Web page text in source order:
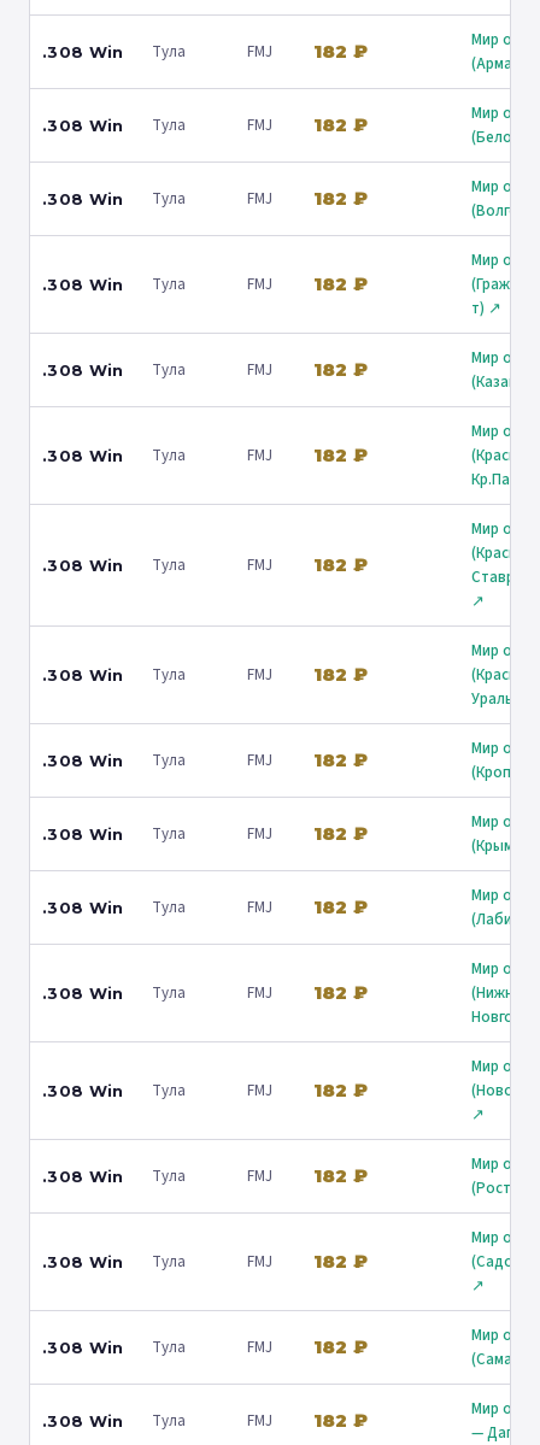
.308 Win Тула FMJ 182 ₽
Мир
.308 Win Тула FMJ 182 ₽
Мир
.308 Win Тула FMJ 182 ₽
Мир
.308 Win Тула FMJ 182 ₽
Мир
т) ↗
.308 Win Тула FMJ 182 ₽
Мир
(Казань)
.308 Win Тула FMJ 182 ₽
Мир
.308 Win Тула FMJ 182 ₽
Мир
↗
.308 Win Тула FMJ 182 ₽
Мир
.308 Win Тула FMJ 182 ₽
Мир
.308 Win Тула FMJ 182 ₽
Мир
(Крымск)
.308 Win Тула FMJ 182 ₽
Мир
.308 Win Тула FMJ 182 ₽
Мир
(Нижний
.308 Win Тула FMJ 182 ₽
Мир
↗
.308 Win Тула FMJ 182 ₽
Мир
.308 Win Тула FMJ 182 ₽
Мир
↗
.308 Win Тула FMJ 182 ₽
Мир
.308 Win Тула FMJ 182 ₽
Мир
—